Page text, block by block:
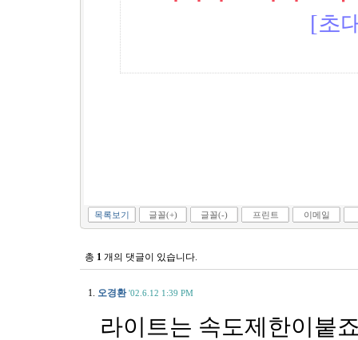
[초
목록보기 글꼴(+) 글꼴(-) 프린트 이메일
총 1 개의 댓글이 있습니다.
1. 오경환 '02.6.12 1:39 PM
라이트는 속도제한이붙